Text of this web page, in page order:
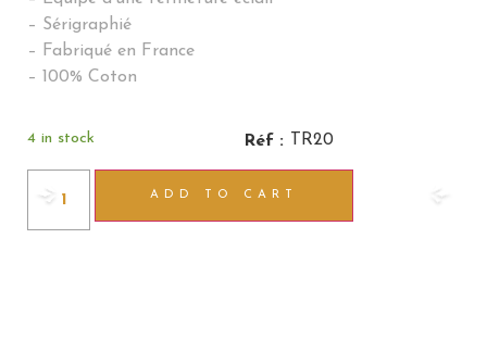
– Sérigraphié
– Fabriqué en France
– 100% Coton
4 in stock Réf : TR20
ADD TO CART